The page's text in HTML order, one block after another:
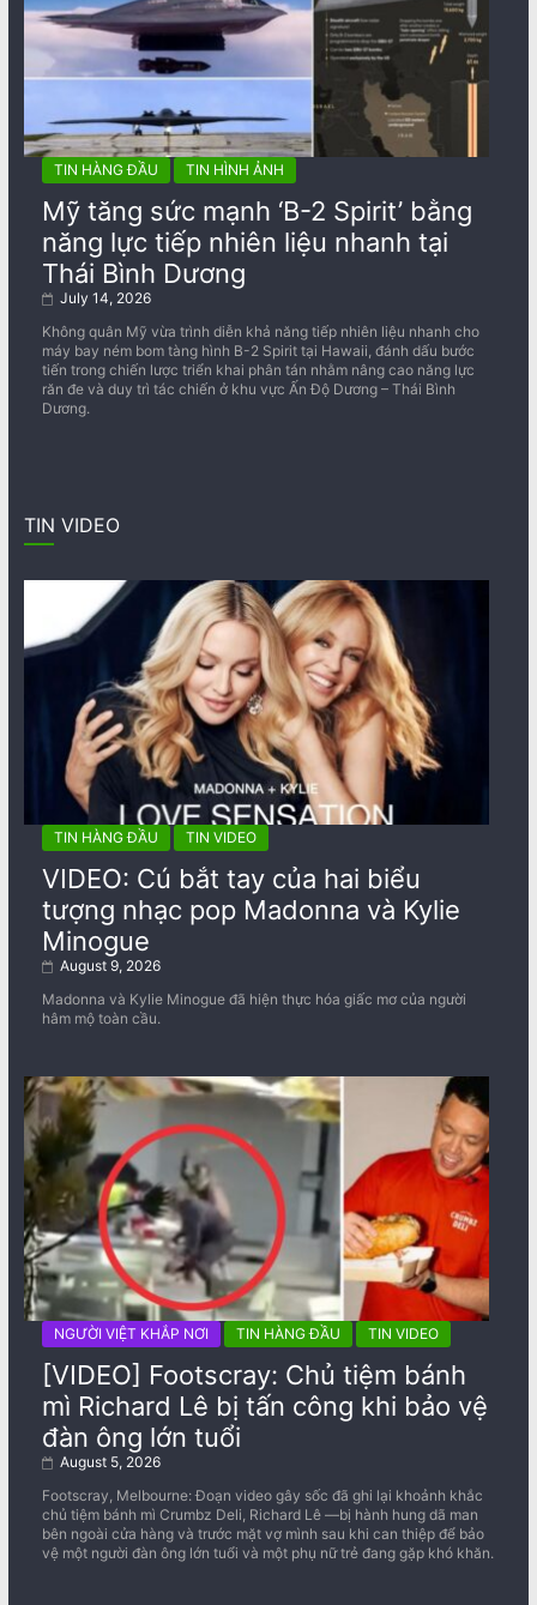
TIN HÀNG ĐẦU TIN HÌNH ẢNH
Mỹ tăng sức mạnh ‘B-2 Spirit’ bằng
năng lực tiếp nhiên liệu nhanh tại
Thái Bình Dương
July 14, 2026
Không quân Mỹ vừa trình diễn khả năng tiếp nhiên liệu nhanh cho
máy bay ném bom tàng hình B-2 Spirit tại Hawaii, đánh dấu bước
tiến trong chiến lược triển khai phân tán nhằm nâng cao năng lực
răn đe và duy trì tác chiến ở khu vực Ấn Độ Dương – Thái Bình
Dương.
TIN VIDEO
TIN HÀNG ĐẦU TIN VIDEO
VIDEO: Cú bắt tay của hai biểu
tượng nhạc pop Madonna và Kylie
Minogue
August 9, 2026
Madonna và Kylie Minogue đã hiện thực hóa giấc mơ của người
hâm mộ toàn cầu.
NGƯỜI VIỆT KHẮP NƠI TIN HÀNG ĐẦU TIN VIDEO
[VIDEO] Footscray: Chủ tiệm bánh
mì Richard Lê bị tấn công khi bảo vệ
đàn ông lớn tuổi
August 5, 2026
Footscray, Melbourne: Đoạn video gây sốc đã ghi lại khoảnh khắc
chủ tiệm bánh mì Crumbz Deli, Richard Lê —bị hành hung dã man
bên ngoài cửa hàng và trước mặt vợ mình sau khi can thiệp để bảo
vệ một người đàn ông lớn tuổi và một phụ nữ trẻ đang gặp khó khăn.